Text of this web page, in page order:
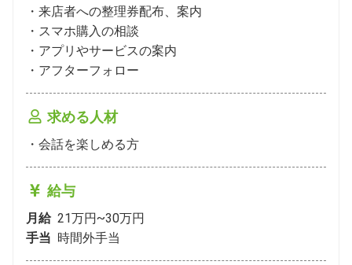
・来店者への整理券配布、案内
・スマホ購入の相談
・アプリやサービスの案内
・アフターフォロー
求める人材
・会話を楽しめる方
給与
月給 21万円~30万円
手当 時間外手当